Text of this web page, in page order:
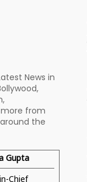
News in
from
the
Gupta
Chief